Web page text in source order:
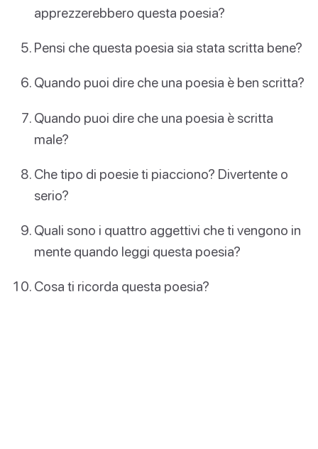
apprezzerebbero questa poesia?
Pensi che questa poesia sia stata scritta bene?
Quando puoi dire che una poesia è ben scritta?
Quando puoi dire che una poesia è scritta
male?
Che tipo di poesie ti piacciono? Divertente o
serio?
Quali sono i quattro aggettivi che ti vengono in
mente quando leggi questa poesia?
Cosa ti ricorda questa poesia?